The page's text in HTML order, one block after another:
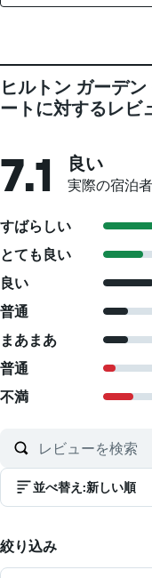
ヒルトン ガーデ
ートに対するレビ
7.1 良い
実際の宿泊
すばらしい
とても良い
良い
普通
まあまあ
普通
不満
並べ替え :新しい順
絞り込み